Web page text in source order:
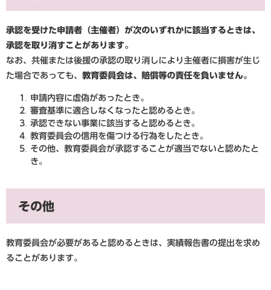
承認を受けた申請者（主催者）が次のいずれかに該当するときは、
承認を取り消すことがあります。
​なお、共催または後援の承認の取り消しにより主催者に損害が生じ
た場合であっても、 教育委員会は、賠償等の責任を負いません。
申請内容に虚偽があったとき。
審査基準に適合しなくなったと認めるとき。
承認できない事業に該当すると認めるとき。
教育委員会の信用を傷つける行為をしたとき。
その他、教育委員会が承認することが適当でないと認めたと
き。
その他
教育委員会が必要があると認めるときは、実績報告書の提出を求め
ることがあります。